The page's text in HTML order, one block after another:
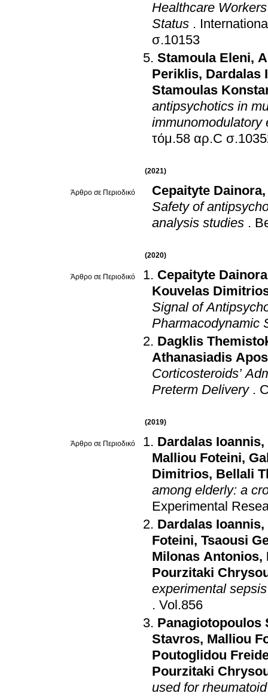
Healthcare
Status .
σ.10153
Stamoula Εleni,
Periklis, Dardalas
Stamoulas
antipsychotics in
immunomodulatory
τόμ.58 αρ.C
(2021)
Άρθρο σε Περιοδικό Cepaityte Dainora
Safety of
analysis studies .
(2020)
Άρθρο σε Περιοδικό Cepaityte Dainora
Kouvelas
Signal of
Pharmacodynamic
Dagklis
Athanasiadis
Corticosteroids’
Preterm Delivery .
(2019)
Άρθρο σε Περιοδικό Dardalas Ioannis,
Malliou Foteini,
Dimitrios, Bellali
among elderly: a
Experimental
Dardalas Ioannis,
Foteini, Tsaousi
Milonas Antonios,
Pourzitaki
experimental
. Vol.856
Panagiotopoulos
Stavros, Malliou
Poutoglidou
Pourzitaki
used for